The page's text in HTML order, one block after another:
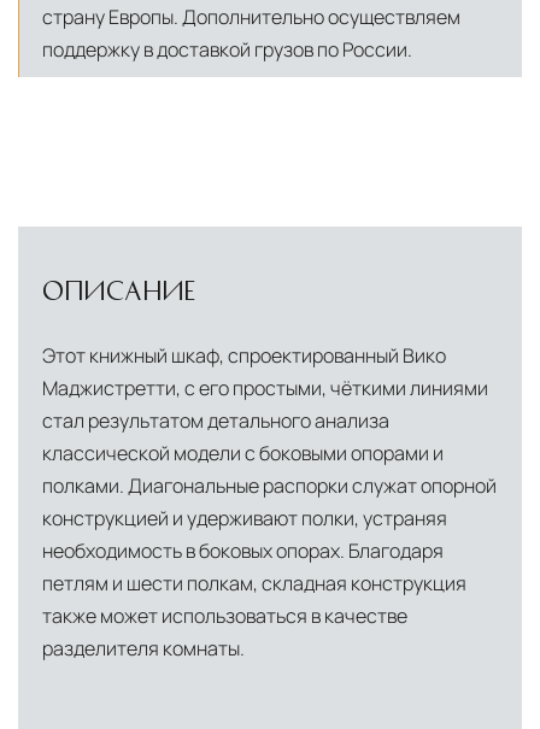
страну Европы. Дополнительно осуществляем
поддержку в доставкой грузов по России.
ОПИСАНИЕ
Этот книжный шкаф, спроектированный Вико
Маджистретти, с его простыми, чёткими линиями
стал результатом детального анализа
классической модели с боковыми опорами и
полками. Диагональные распорки служат опорной
конструкцией и удерживают полки, устраняя
необходимость в боковых опорах. Благодаря
петлям и шести полкам, складная конструкция
также может использоваться в качестве
разделителя комнаты.